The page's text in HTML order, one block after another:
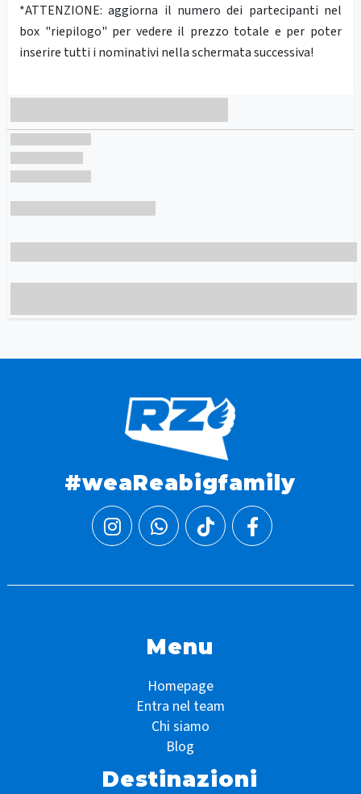
*ATTENZIONE: aggiorna il numero dei partecipanti nel
box "riepilogo" per vedere il prezzo totale e per poter
inserire tutti i nominativi nella schermata successiva!
#weaReabigfamily
Menu
Homepage
Entra nel team
Chi siamo
Blog
Destinazioni